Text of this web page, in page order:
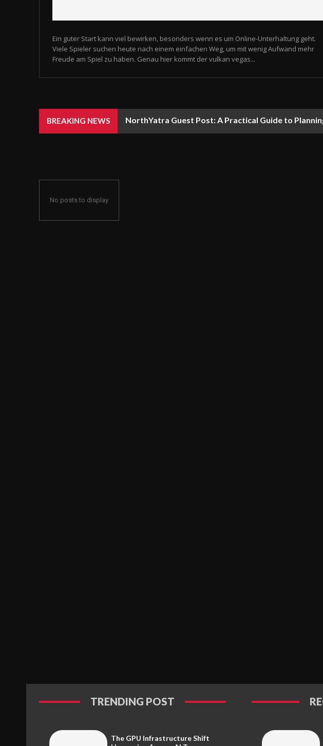
Ein guter Start kann viel bewirken, besonders wenn es um Online-Unterhaltung geht.
Viele Spieler suchen heute nach einem einfachen Weg, um mit wenig Aufwand mehr
Freude am Spiel zu haben. Genau hier kommt der vulkan vegas...
BREAKING NEWS NorthYatra Guest Post: A Practical Guide to
No posts to display
TRENDING POST
The GPU Infrastructure Shift